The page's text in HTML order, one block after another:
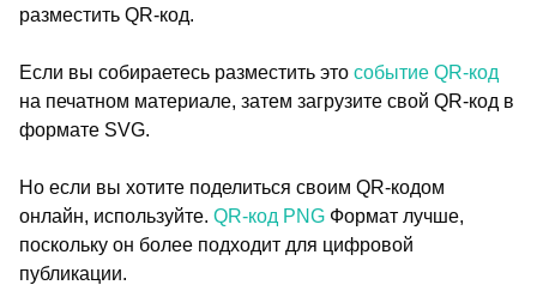
разместить QR-код.
Если вы собираетесь разместить это событие QR-код
на печатном материале, затем загрузите свой QR-код в
формате SVG.
Но если вы хотите поделиться своим QR-кодом
онлайн, используйте. QR-код PNG Формат лучше,
поскольку он более подходит для цифровой
публикации.